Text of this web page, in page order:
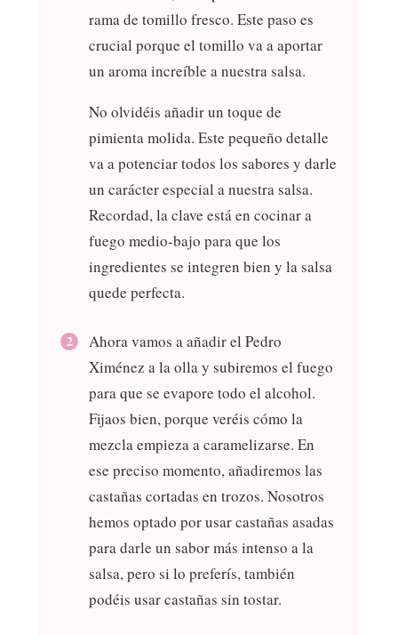
rama de tomillo fresco. Este paso es
crucial porque el tomillo va a aportar
un aroma increíble a nuestra salsa.
No olvidéis añadir un toque de
pimienta molida. Este pequeño detalle
va a potenciar todos los sabores y darle
un carácter especial a nuestra salsa.
Recordad, la clave está en cocinar a
fuego medio-bajo para que los
ingredientes se integren bien y la salsa
quede perfecta.
Ahora vamos a añadir el Pedro
Ximénez a la olla y subiremos el fuego
para que se evapore todo el alcohol.
Fijaos bien, porque veréis cómo la
mezcla empieza a caramelizarse. En
ese preciso momento, añadiremos las
castañas cortadas en trozos. Nosotros
hemos optado por usar castañas asadas
para darle un sabor más intenso a la
salsa, pero si lo preferís, también
podéis usar castañas sin tostar.